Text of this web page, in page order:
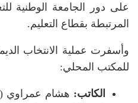
على دور الجامعة الوطنية
المرتبطة بقطاع التعليم.
وأسفرت عملية الانتخاب
للمكتب المحلي:
الكاتب: هشام عمراوي